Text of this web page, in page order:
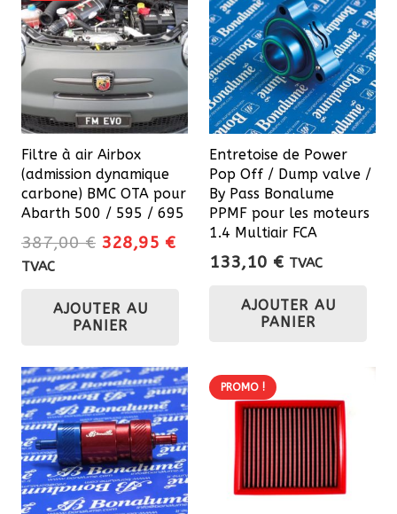
Filtre à air Airbox
(admission dynamique
carbone) BMC OTA pour
Abarth 500 / 595 / 695
387,00€ Le
était :
387,00 €.
328,95 €Le
TVAC
AJOUTER AU
PANIER
Entretoise de Power
Pop Off / Dump valve /
By Pass Bonalume
PPMF pour les moteurs
1.4 Multiair FCA
133,10 € TVAC
AJOUTER AU
PANIER
PROMO !